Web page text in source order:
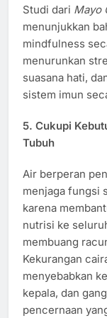
Studi dari Mayo
menunjukkan
mindfulness
menurunkan
suasana hati,
sistem imun
5. Cukupi
Tubuh
Air berperan
menjaga fungsi
karena
nutrisi ke
membuang
Kekurangan
menyebabkan
kepala, dan
pencernaan